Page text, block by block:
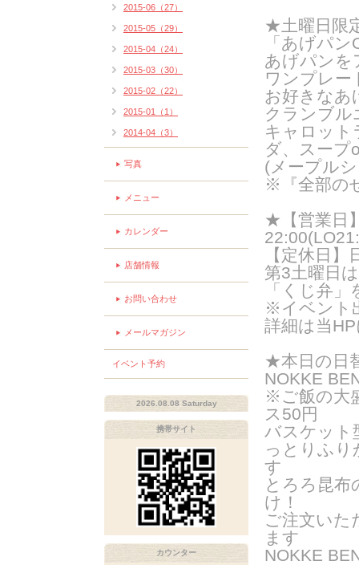
★土曜日限
「あげパ
あげパンを
ワンプレー
お好きなあ
クランブル
キャロット
ダ、スープ
(メープル
※『全部の
★【営業日
【定休日
第3土曜日
「くじ弁
※イベント
詳細は当
★本日の日
NOKKE
※ご飯の大
ス50円
バスケット
っとりふり
す
とろろ昆布
け！
ご注文いた
ま す
NOKKE
2015-06（27）
2015-05（29）
2015-04（24）
2015-03（30）
2015-02（22）
2015-01（1）
2014-04（3）
写真
メニュー
カレンダー
店舗情報
お問い合わせ
メールマガジン
イベント予約
2026.08.08 Saturday
携帯サイト
カウンター